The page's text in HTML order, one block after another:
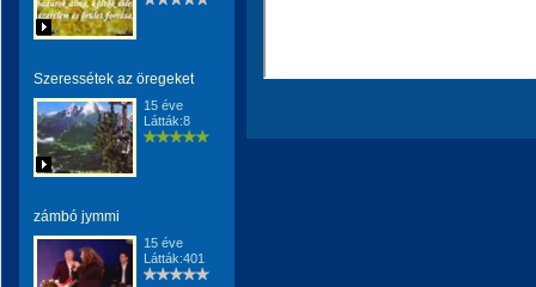
Szeressétek az öregeket
15 éve
Látták:8
zámbó jymmi
15 éve
Látták:401